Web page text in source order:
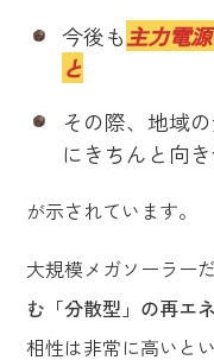
今後も主力電
と
その際、地域
にきちんと向
が示されています。
大規模メガソーラー
む「分散型」の再エネ
相性は非常に高いと